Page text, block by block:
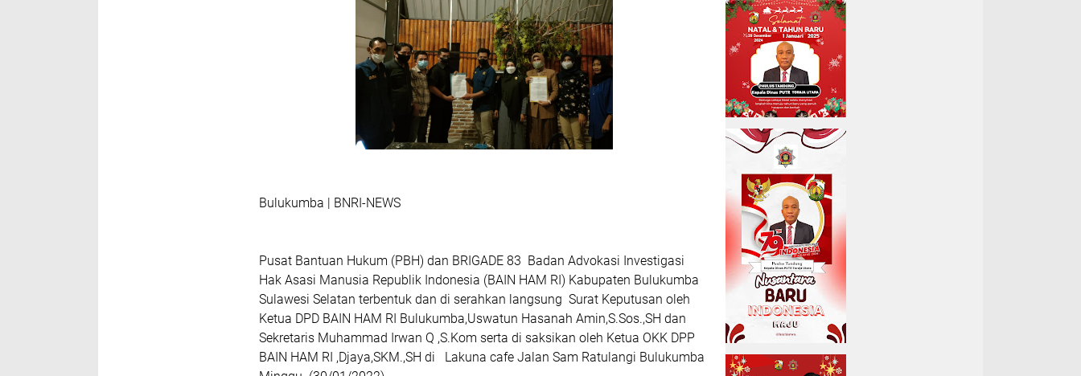
Bulukumba | BNRI-NEWS
Pusat Bantuan Hukum (PBH) dan BRIGADE 83 Badan Advokasi Investigasi
Hak Asasi Manusia Republik Indonesia (BAIN HAM RI) Kabupaten Bulukumba
Sulawesi Selatan terbentuk dan di serahkan langsung Surat Keputusan oleh
Ketua DPD BAIN HAM RI Bulukumba,Uswatun Hasanah Amin,S.Sos.,SH dan
Sekretaris Muhammad Irwan Q ,S.Kom serta di saksikan oleh Ketua OKK DPP
BAIN HAM RI ,Djaya,SKM.,SH di Lakuna cafe Jalan Sam Ratulangi Bulukumba